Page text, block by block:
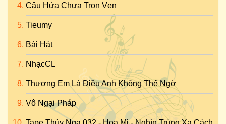
Câu Hứa Chưa Trọn Vẹn
Tieumy
Bài Hát
NhạcCL
Thương Em Là Điều Anh Không Thể Ngờ
Vô Ngại Pháp